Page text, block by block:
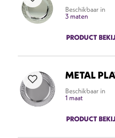
Beschikbaar in
3 maten
PRODUCT
METAL
Beschikbaar in
1 maat
PRODUCT